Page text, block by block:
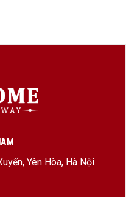
Yên Hòa, Hà Nội